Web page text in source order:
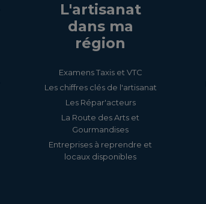
L'artisanat
dans ma
région
Examens Taxis et VTC
Les chiffres clés de l'artisanat
Les Répar'acteurs
La Route des Arts et
Gourmandises
Entreprises à reprendre et
locaux disponibles